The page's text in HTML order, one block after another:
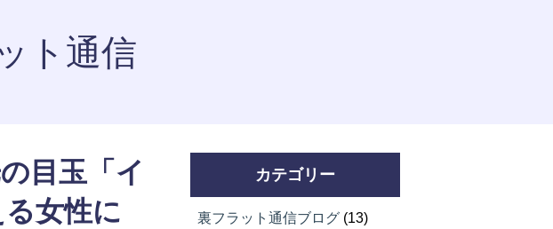
ト通信
目玉「イ
女性に
カテゴリー
裏フラット通信ブログ (13)